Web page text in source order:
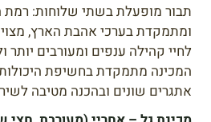
תבור מופעלת בשתי שלוחות: רמת
ומתמקדת בערכי אהבת הארץ,
לחיי קהילה ענפים ומעורבים
המכינה מתמקדת בחשיפת
אתגרים שונים ובהכנה מטיבה